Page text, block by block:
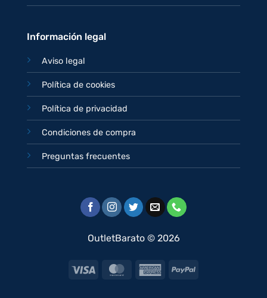
Información legal
Aviso legal
Política de cookies
Política de privacidad
Condiciones de compra
Preguntas frecuentes
OutletBarato © 2026
Visa MasterCardAmericanPayPal